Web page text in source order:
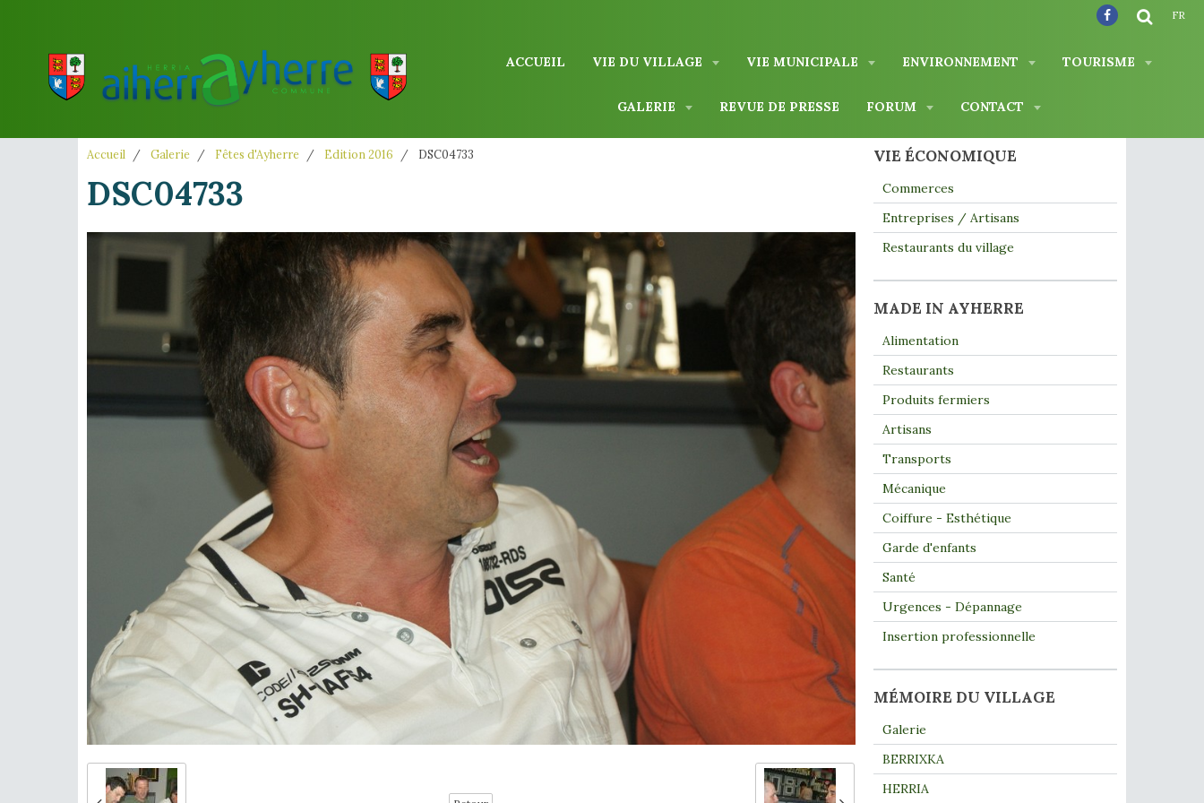
ACCUEIL VIE DU VILLAGE VIE MUNICIPALE ENVIRONNEMENT TOURISME
GALERIE REVUE DE PRESSE FORUM CONTACT
FR
Accueil Galerie Fêtes d'Ayherre Edition 2016 DSC04733
DSC04733
VIE ÉCONOMIQUE
Commerces
Entreprises / Artisans
Restaurants du village
MADE IN AYHERRE
Alimentation
Restaurants
Produits fermiers
Artisans
Transports
Mécanique
Coiffure - Esthétique
Garde d'enfants
Santé
Urgences - Dépannage
Insertion professionnelle
MÉMOIRE DU VILLAGE
Galerie
BERRIXKA
HERRIA